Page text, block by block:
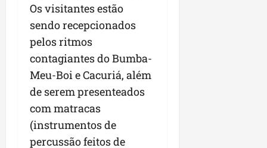
Os visitantes estão
sendo recepcionados
pelos ritmos
contagiantes do Bumba-
Meu-Boi e Cacuriá, além
de serem presenteados
com matracas
(instrumentos de
percussão feitos de